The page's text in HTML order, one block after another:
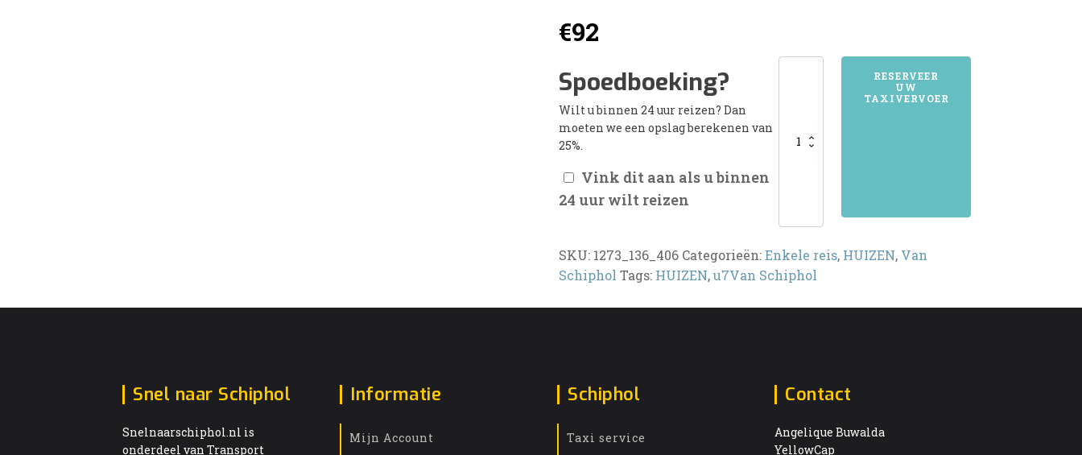
€92
Spoedboeking?
Wilt u binnen 24 uur reizen? Dan
moeten we een opslag berekenen van
25%.
Vink dit aan als u binnen
24 uur wilt reizen
RESERVEER
UW
TAXIVERVOER
SKU: 1273_136_406 Categorieën:Enkele reis, HUIZEN, Van
Schiphol Tags: HUIZEN,u7Van Schiphol
Snel naar Schiphol
Snelnaarschiphol.nl is
onderdeel van Transport
Informatie
Mijn Account
Schiphol
Taxi service
Contact
Angelique Buwalda
YellowCap